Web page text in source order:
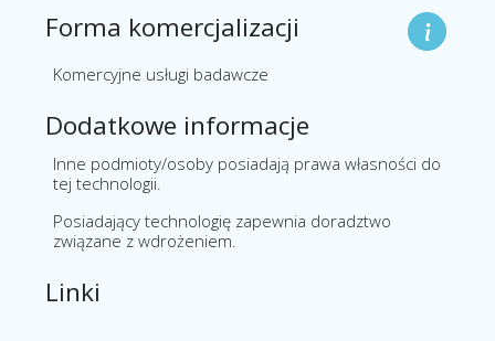
Forma komercjalizacji
Komercyjne usługi badawcze
Dodatkowe informacje
Inne podmioty/osoby posiadają prawa własności do
tej technologii.
Posiadający technologię zapewnia doradztwo
związane z wdrożeniem.
Linki